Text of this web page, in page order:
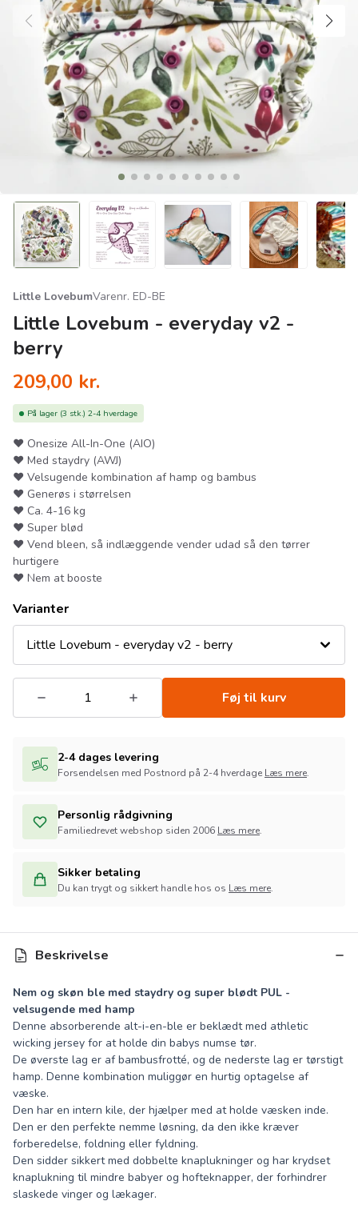
Little LovebumVarenr. ED-BE
Little Lovebum - everyday v2 -
berry
209,00 kr.
På lager (3 stk.) 2-4 hverdage
❤ Onesize All-In-One (AIO)
❤ Med staydry (AWJ)
❤ Velsugende kombination af hamp og bambus
❤ Generøs i størrelsen
❤ Ca. 4-16 kg
❤ Super blød
❤ Vend bleen, så indlæggende vender udad så den tørrer
hurtigere
❤ Nem at booste
Varianter
Little Lovebum - everyday v2 - berry
Føj til kurv
2-4 dages levering
Forsendelsen med Postnord på 2-4 hverdage Læs mere.
Personlig rådgivning
Familiedrevet webshop siden 2006 Læs mere.
Sikker betaling
Du kan trygt og sikkert handle hos os Læs mere.
Beskrivelse
Nem og skøn ble med staydry og super blødt PUL -
velsugende med hamp
Denne absorberende alt-i-en-ble er beklædt med athletic
wicking jersey for at holde din babys numse tør.
De øverste lag er af bambusfrotté, og de nederste lag er tørstigt
hamp. Denne kombination muliggør en hurtig optagelse af
væske.
Den har en intern kile, der hjælper med at holde væsken inde.
Den er den perfekte nemme løsning, da den ikke kræver
forberedelse, foldning eller fyldning.
Den sidder sikkert med dobbelte knaplukninger og har krydset
knaplukning til mindre babyer og hofteknapper, der forhindrer
slaskede vinger og lækager.